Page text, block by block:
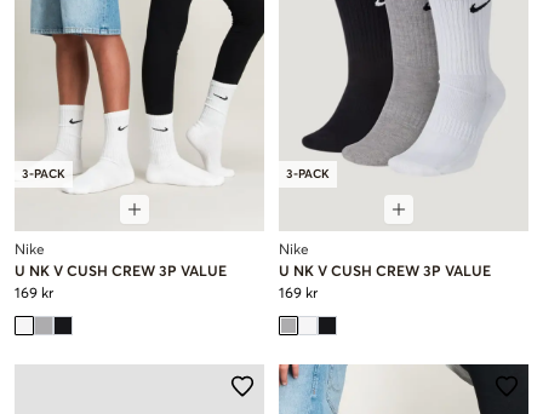
3-PACK
Nike
U NK V CUSH CREW 3P VALUE
169 kr
3-PACK
Nike
U NK V CUSH CREW 3P VALUE
169 kr